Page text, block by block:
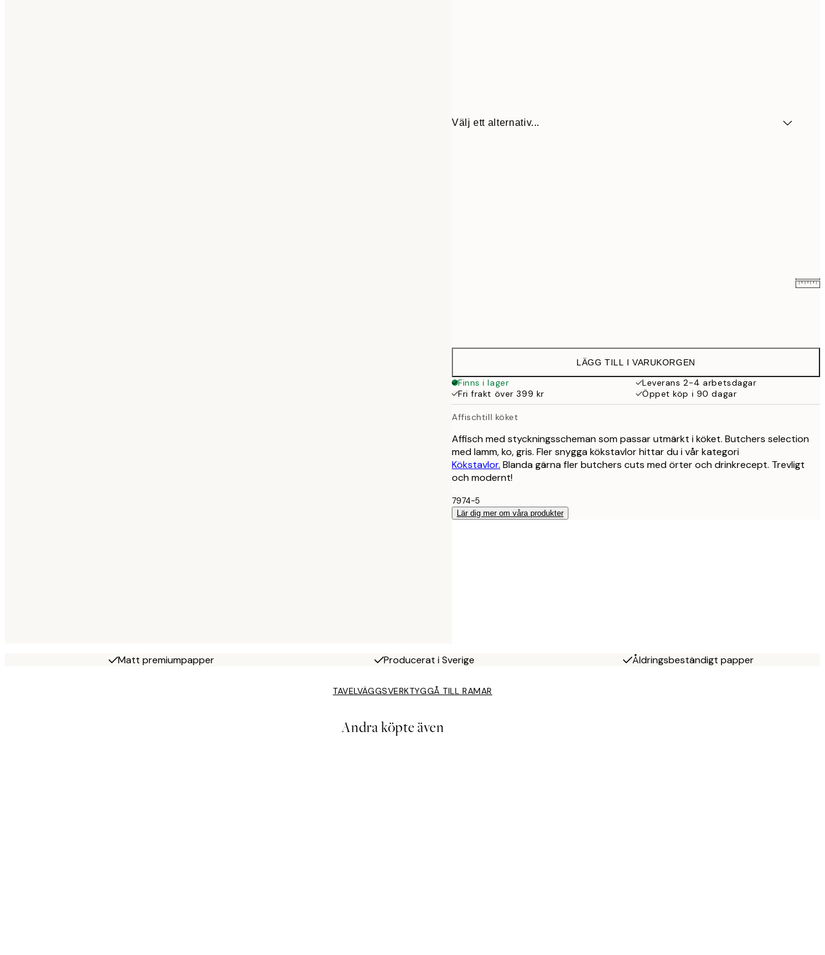
Välj ett alternativ...
LÄGG TILL I VARUKORGEN
Finns i lager
Leverans 2-4 arbetsdagar
Fri frakt över 399 kr
Öppet köp i 90 dagar
Affischtill köket
Affisch med styckningsscheman som passar utmärkt i köket. Butchers selection
med lamm, ko, gris. Fler snygga kökstavlor hittar du i vår kategori
Kökstavlor. Blanda gärna fler butchers cuts med örter och drinkrecept. Trevligt
och modernt!
7974-5
Lär dig mer om våra produkter
Matt premiumpapper Producerat i Sverige Åldringsbeständigt papper
TAVELVÄGGSVERKTYGGÅ TILL RAMAR
Andra köpte även